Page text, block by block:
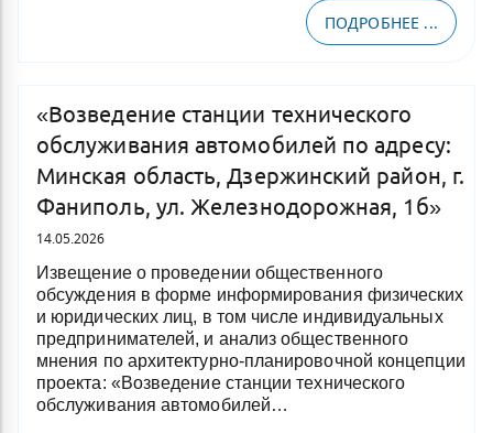
ПОДРОБНЕЕ ...
«Возведение станции технического
обслуживания автомобилей по адресу:
Минская область, Дзержинский район, г.
Фаниполь, ул. Железнодорожная, 1б»
14.05.2026
Извещение о проведении общественного
обсуждения в форме информирования физических
и юридических лиц, в том числе индивидуальных
предпринимателей, и анализ общественного
мнения по архитектурно-планировочной концепции
проекта: «Возведение станции технического
обслуживания автомобилей…